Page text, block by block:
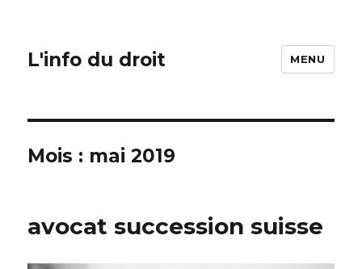
L'info du droit MENU
Mois : mai 2019
avocat succession suisse